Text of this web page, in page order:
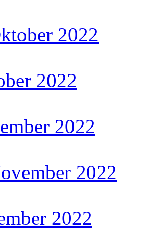
2022
2022
2022
2022
2022